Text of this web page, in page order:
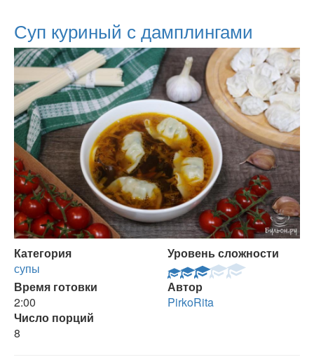
Суп куриный с дамплингами
Категория
супы
Уровень сложности
Время готовки
2:00
Автор
PirkoRita
Число порций
8